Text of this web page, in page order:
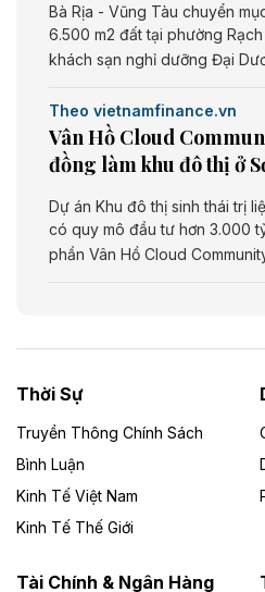
Bà Rịa - Vũng Tàu chuyển
6.500 m2 đất tại phường
khách sạn nghỉ dưỡng Đại
Theo vietnamfinance.vn
Vân Hồ Cloud
đồng làm khu đô thị ở
Dự án Khu đô thị sinh thái trị
có quy mô đầu tư hơn 3.000
phần Vân Hồ Cloud
Dự án Nhà máy xử lý rác và
Công ty TNHH Năng lượng
Theo vietnamfinance.vn
Đức Long Gia Lai mở
Lai
Thời Sự
Truyền Thông Chính Sách
Bình Luận
Kinh Tế Việt Nam
Kinh Tế Thế Giới
Tài Chính & Ngân Hàng